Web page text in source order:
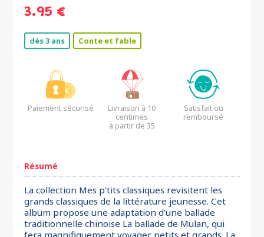
3.95 €
dès 3 ans Conte et fable
Paiement sécurisé
Livraison à 10
centimes
à partir de 35
Satisfait ou
remboursé
Résumé
La collection Mes p’tits classiques revisitent les
grands classiques de la littérature jeunesse. Cet
album propose une adaptation d'une ballade
traditionnelle chinoise La ballade de Mulan, qui
fera magnifiquement voyager petits et grands. La